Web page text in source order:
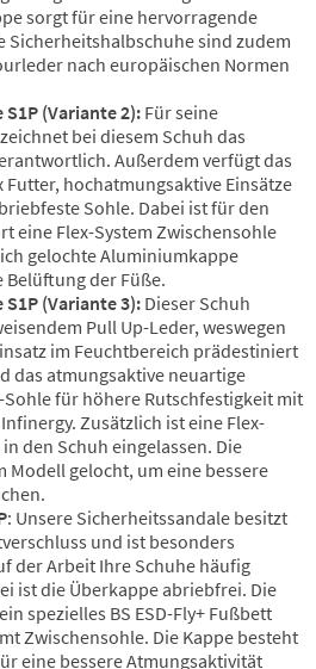
sorgt für eine hervorragende
Sicherheitshalbschuhe sind zudem
nach europäischen Normen
(Variante 2): Für seine
bei diesem Schuh das
Außerdem verfügt das
Futter, hochatmungsaktive Einsätze
Sohle. Dabei ist für den
eine Flex-System Zwischensohle
gelochte Aluminiumkappe
Belüftung der Füße.
(Variante 3): Dieser Schuh
Pull Up-Leder, weswegen
im Feuchtbereich prädestiniert
das atmungsaktive neuartige
für höhere Rutschfestigkeit mit
Zusätzlich ist eine Flex-
den Schuh eingelassen. Die
Modell gelocht, um eine bessere
: Unsere Sicherheitssandale besitzt
und ist besonders
der Arbeit Ihre Schuhe häufig
ist die Überkappe abriebfrei. Die
spezielles BS ESD-Fly+ Fußbett
Zwischensohle. Die Kappe besteht
eine bessere Atmungsaktivität